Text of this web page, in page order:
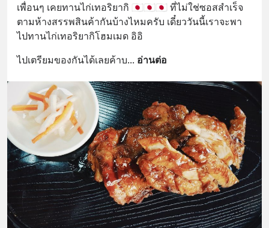
เพื่อนๆ เคยทานไก่เทอริยากิ 🇯🇵🇯🇵🇯🇵 ที่ไม่ใช่ซอสสำเร็จ
ตามห้างสรรพสินค้ากันบ้างไหมครับ เดี๋ยววันนี้เราจะพา
ไปทานไก่เทอริยากิโฮมเมด อิอิ
ไปเตรียมของกันได้เลยค้าบ... อ่านต่อ